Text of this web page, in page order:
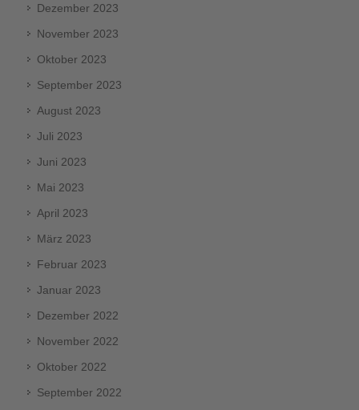
Dezember 2023
November 2023
Oktober 2023
September 2023
August 2023
Juli 2023
Juni 2023
Mai 2023
April 2023
März 2023
Februar 2023
Januar 2023
Dezember 2022
November 2022
Oktober 2022
September 2022